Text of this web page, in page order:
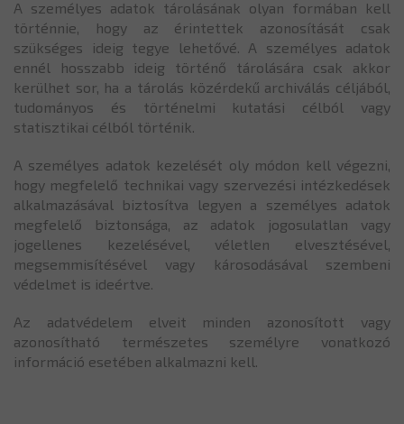
A személyes adatok tárolásának olyan formában kell
történnie, hogy az érintettek azonosítását csak
szükséges ideig tegye lehetővé. A személyes adatok
ennél hosszabb ideig történő tárolására csak akkor
kerülhet sor, ha a tárolás közérdekű archiválás céljából,
tudományos és történelmi kutatási célból vagy
statisztikai célból történik.
A személyes adatok kezelését oly módon kell végezni,
hogy megfelelő technikai vagy szervezési intézkedések
alkalmazásával biztosítva legyen a személyes adatok
megfelelő biztonsága, az adatok jogosulatlan vagy
jogellenes kezelésével, véletlen elvesztésével,
megsemmisítésével vagy károsodásával szembeni
védelmet is ideértve.
Az adatvédelem elveit minden azonosított vagy
azonosítható természetes személyre vonatkozó
információ esetében alkalmazni kell.